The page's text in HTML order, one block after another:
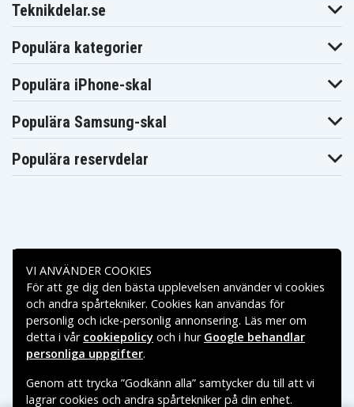
Teknikdelar.se
Populära kategorier
Populära iPhone-skal
Populära Samsung-skal
Populära reservdelar
Betalningsalternativ
Leveransalternativ
VI ANVÄNDER COOKIES
För att ge dig den bästa upplevelsen använder vi cookies
och andra spårtekniker. Cookies kan användas för
personlig och icke-personlig annonsering. Läs mer om
detta i vår cookiepolicy och i hur Google behandlar
personliga uppgifter.
Genom att trycka ”Godkänn alla” samtycker du till att vi
lagrar cookies och andra spårtekniker på din enhet.